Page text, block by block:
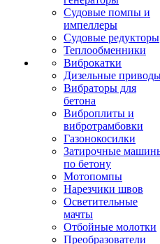
Судовые помпы и
импеллеры
Судовые редукторы
Теплообменники
Виброкатки
Дизельные
Вибраторы для
бетона
Виброплиты и
вибротрамбовки
Газонокосилки
Затирочные
по бетону
Мотопомпы
Нарезчики швов
Осветительные
мачты
Отбойные молотки
Преобразователи